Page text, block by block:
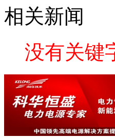
相关新闻
没有关键